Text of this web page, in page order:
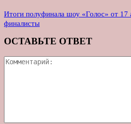
Итоги полуфинала шоу «Голос» от 17
финалисты
ОСТАВЬТЕ ОТВЕТ